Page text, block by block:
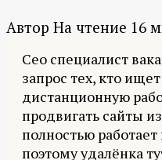
Автор На чтение 16
Сео специалист
запрос тех, кто
дистанционную
продвигать сайты
полностью работает
поэтому удалёнка